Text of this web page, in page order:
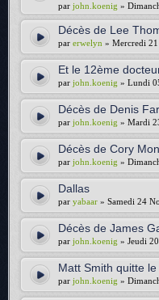
par john.koenig »
Décès de Lee
par erwelyn » Mercredi
Et le 12ème
par john.koenig » Lundi
Décès de Denis
par john.koenig » Mardi
Décès de Cory
par john.koenig »
Dallas
par yabaar » Samedi 24
Décès de James
par john.koenig » Jeudi
Matt Smith quitte
par john.koenig »